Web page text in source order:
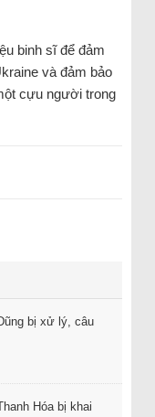
binh sĩ để đảm
và đảm bảo
cựu người trong
bị xử lý, câu
Hóa bị khai